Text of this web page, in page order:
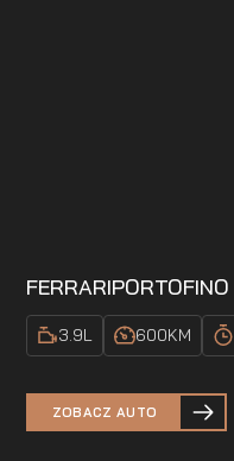
FERRARIPORTOFINO
3.9L 600KM
ZOBACZ AUTO